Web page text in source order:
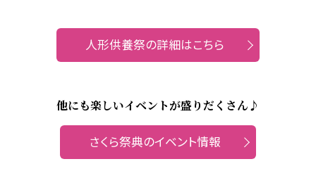
人形供養祭の詳細はこちら
他にも楽しいイベントが盛りだくさん♪
さくら祭典のイベント情報